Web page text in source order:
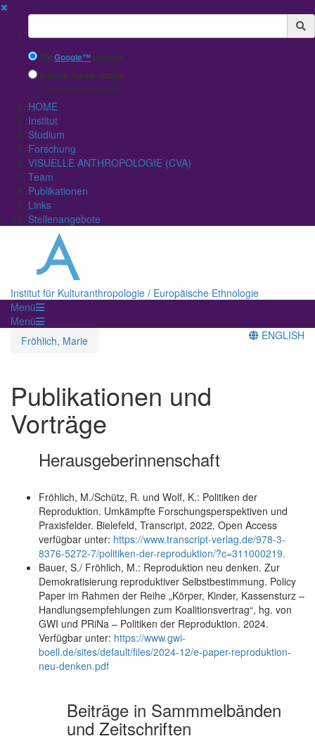
✖
Suchbegriff
MitGoogle™ suchen
Interne Suche nutzen
(eingeschränkte Ergebnisqualität)
HOME
Institut
Studium
Forschung
VISUELLE ANTHROPOLOGIE (CVA)
Team
Publikationen
Links
Stellenangebote
Institut für Kulturanthropologie / Europäische Ethnologie
Menü
Menü
Fröhlich, Marie
ENGLISH
Publikationen und
Vorträge
Herausgeberinnenschaft
Fröhlich, M./Schütz, R. und Wolf, K.: Politiken der
Reproduktion. Umkämpfte Forschungsperspektiven und
Praxisfelder. Bielefeld, Transcript, 2022. Open Access
verfügbar unter: https://www.transcript-verlag.de/978-3-
8376-5272-7/politiken-der-reproduktion/?c=311000219.
Bauer, S./ Fröhlich, M.: Reproduktion neu denken. Zur
Demokratisierung reproduktiver Selbstbestimmung. Policy
Paper im Rahmen der Reihe „Körper, Kinder, Kassensturz –
Handlungsempfehlungen zum Koalitionsvertrag“, hg. von
GWI und PRiNa – Politiken der Reproduktion. 2024.
Verfügbar unter: https://www.gwi-
boell.de/sites/default/files/2024-12/e-paper-reproduktion-
neu-denken.pdf
Beiträge in Sammmelbänden
und Zeitschriften